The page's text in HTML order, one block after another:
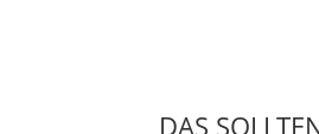
DAS